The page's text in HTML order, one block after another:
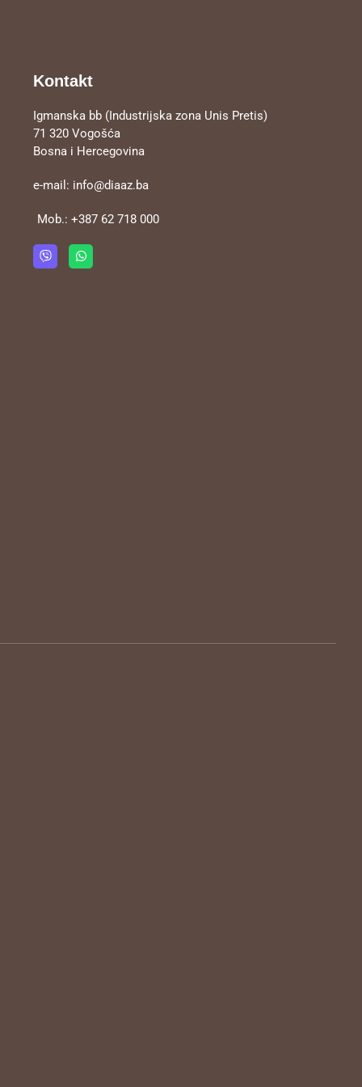
Kontakt
Igmanska bb (Industrijska zona Unis Pretis)
71 320 Vogošća
Bosna i Hercegovina
e-mail: info@diaaz.ba
Mob.:+387 62 718 000